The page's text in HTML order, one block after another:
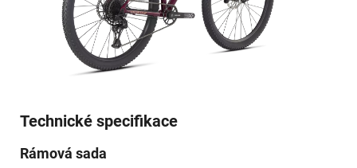
Technické specifikace
Rámová sada